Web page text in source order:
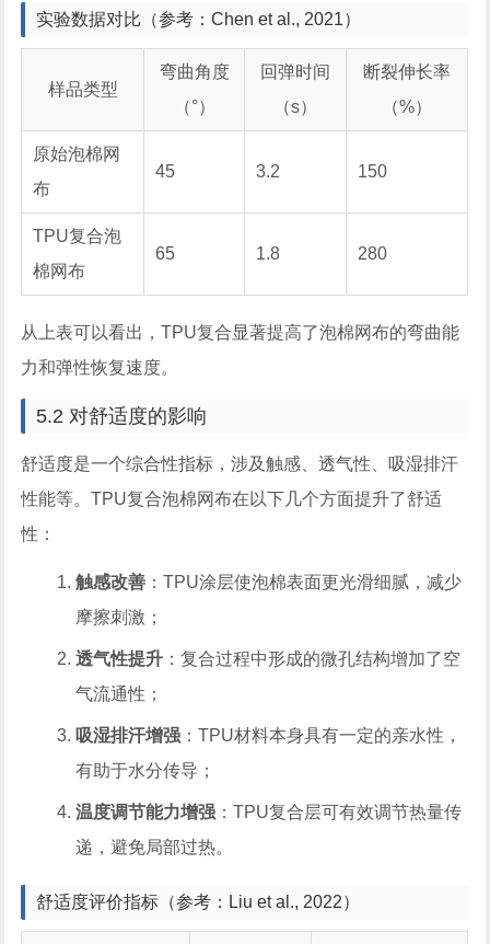
实验数据对比（参考：Chen et al., 2021）
样品类型
弯曲角度
（°）
回弹时间
（s）
断裂伸长率
（%）
原始泡棉网
布
45 3.2 150
TPU复合泡
棉网布
65 1.8 280
从上表可以看出，TPU复合显著提高了泡棉网布的弯曲能
力和弹性恢复速度。
5.2 对舒适度的影响
舒适度是一个综合性指标，涉及触感、透气性、吸湿排汗
性能等。TPU复合泡棉网布在以下几个方面提升了舒适
性：
触感改善 ：TPU涂层使泡棉表面更光滑细腻，减少
摩擦刺激；
透气性提升 ：复合过程中形成的微孔结构增加了空
气流通性；
吸湿排汗增强 ：TPU材料本身具有一定的亲水性，
有助于水分传导；
温度调节能力增强 ：TPU复合层可有效调节热量传
递，避免局部过热。
舒适度评价指标（参考：Liu et al., 2022）